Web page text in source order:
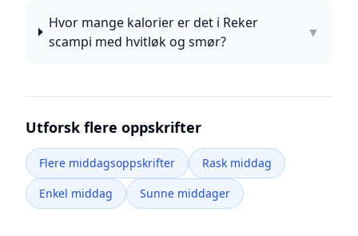
Hvor mange kalorier er det i Reker
scampi med hvitløk og smør?
▼
Utforsk flere oppskrifter
Flere middagsoppskrifter
Rask middag
Enkel middag
Sunne middager